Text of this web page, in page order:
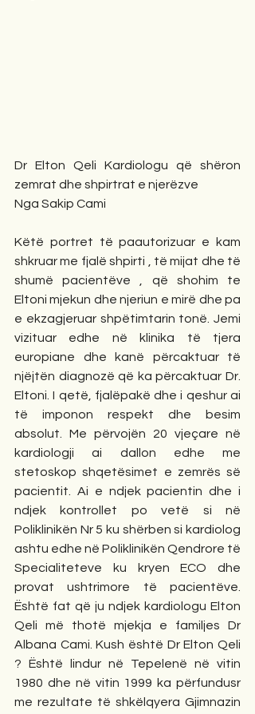
Dr Elton Qeli Kardiologu që shëron
zemrat dhe shpirtrat e njerëzve
Nga Sakip Cami
Këtë portret të paautorizuar e kam
shkruar me fjalë shpirti , të mijat dhe të
shumë pacientëve , që shohim te
Eltoni mjekun dhe njeriun e mirë dhe pa
e ekzagjeruar shpëtimtarin tonë. Jemi
vizituar edhe në klinika të tjera
europiane dhe kanë përcaktuar të
njëjtën diagnozë që ka përcaktuar Dr.
Eltoni. I qetë, fjalëpakë dhe i qeshur ai
të imponon respekt dhe besim
absolut. Me përvojën 20 vjeçare në
kardiologji ai dallon edhe me
stetoskop shqetësimet e zemrës së
pacientit. Ai e ndjek pacientin dhe i
ndjek kontrollet po vetë si në
Poliklinikën Nr 5 ku shërben si kardiolog
ashtu edhe në Poliklinikën Qendrore të
Specialiteteve ku kryen ECO dhe
provat ushtrimore të pacientëve.
Është fat që ju ndjek kardiologu Elton
Qeli më thotë mjekja e familjes Dr
Albana Cami. Kush është Dr Elton Qeli
? Është lindur në Tepelenë në vitin
1980 dhe në vitin 1999 ka përfundusr
me rezultate të shkëlqyera Gjimnazin